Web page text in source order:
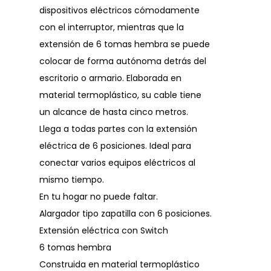
dispositivos eléctricos cómodamente
con el interruptor, mientras que la
extensión de 6 tomas hembra se puede
colocar de forma autónoma detrás del
escritorio o armario. Elaborada en
material termoplástico, su cable tiene
un alcance de hasta cinco metros.
Llega a todas partes con la extensión
eléctrica de 6 posiciones. Ideal para
conectar varios equipos eléctricos al
mismo tiempo.
En tu hogar no puede faltar.
Alargador tipo zapatilla con 6 posiciones.
Extensión eléctrica con Switch
6 tomas hembra
Construida en material termoplástico